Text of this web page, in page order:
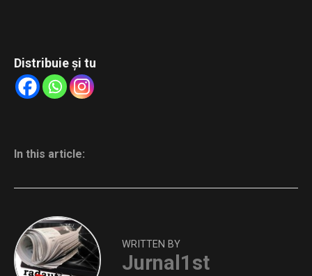
Distribuie și tu
In this article:
WRITTEN BY
Jurnal1st